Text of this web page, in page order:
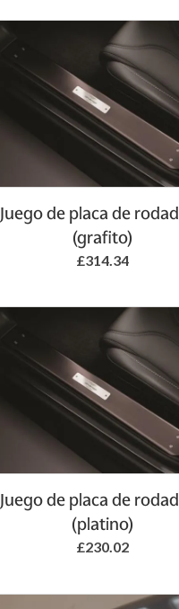
Juego de placa de
(grafito)
£314.34
Juego de placa de
(platino)
£230.02